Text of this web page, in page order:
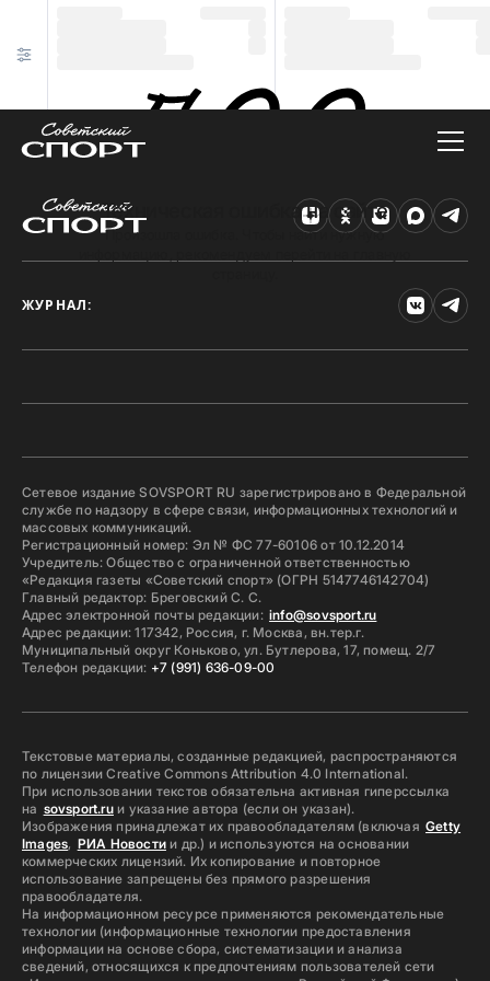
Техническая ошибка на сайте
Произошла ошибка. Чтобы найти нужную
ЖУРНАЛ:
Сетевое издание SOVSPORT RU зарегистрировано в Федеральной
службе по надзору в сфере связи, информационных технологий и
массовых коммуникаций.
Регистрационный номер: Эл № ФС 77-60106 от 10.12.2014
Учредитель: Общество с ограниченной ответственностью
«Редакция газеты «Советский спорт» (ОГРН 5147746142704)
Главный редактор: Бреговский С. С.
Адрес электронной почты редакции: info@sovsport.ru
Адрес редакции: 117342, Россия, г. Москва, вн.тер.г.
Муниципальный округ Коньково, ул. Бутлерова, 17, помещ. 2/7
Телефон редакции: +7 (991) 636-09-00
Текстовые материалы, созданные редакцией, распространяются
по лицензии Creative Commons Attribution 4.0 International.
При использовании текстов обязательна активная гиперссылка
на sovsport.ruи указание автора (если он указан).
Изображения принадлежат их правообладателям (включая Getty
Images, РИА Новостии др.) и используются на основании
коммерческих лицензий. Их копирование и повторное
использование запрещены без прямого разрешения
правообладателя.
На информационном ресурсе применяются рекомендательные
технологии (информационные технологии предоставления
информации на основе сбора, систематизации и анализа
сведений, относящихся к предпочтениям пользователей сети